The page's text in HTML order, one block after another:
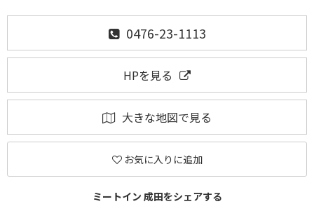
0476-23-1113
HPを見る
大きな地図で見る
お気に入りに追加
ミートイン 成田をシェアする